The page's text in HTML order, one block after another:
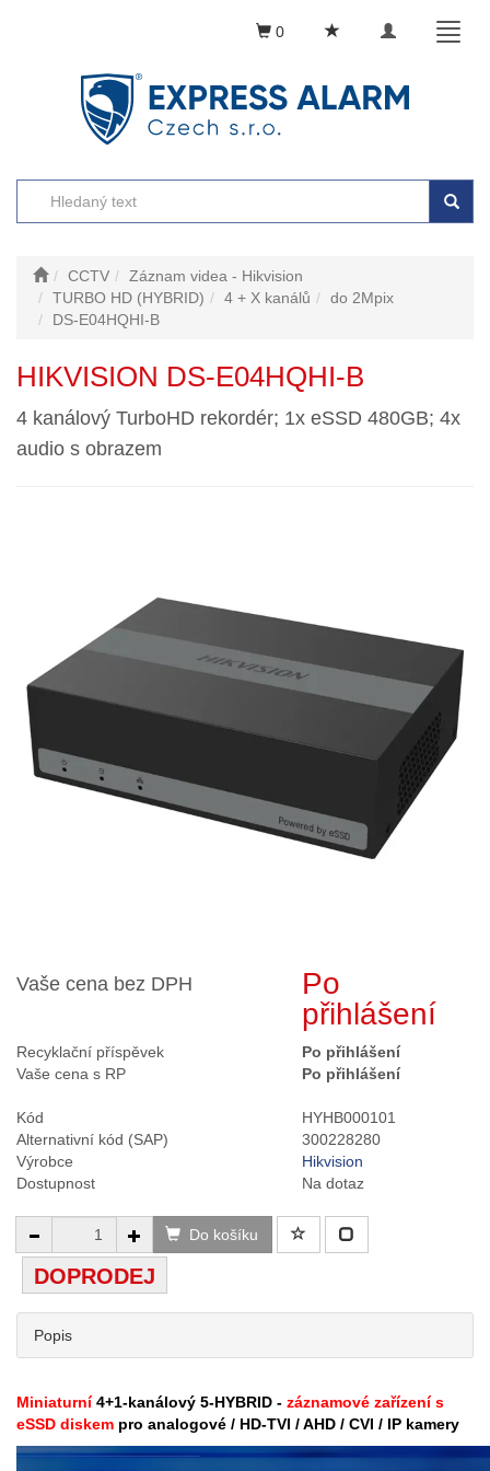
Toggle
0
CCTV
Záznam videa - Hikvision
TURBO HD (HYBRID)
4 + X kanálů
do 2Mpix
DS-E04HQHI-B
HIKVISION DS-E04HQHI-B
4 kanálový TurboHD rekordér; 1x eSSD 480GB; 4x
audio s obrazem
Vaše cena bez DPH
Po
přihlášení
Recyklační příspěvek
Po přihlášení
Vaše cena s RP
Po přihlášení
Kód
HYHB000101
Alternativní kód (SAP)
300228280
Výrobce
Hikvision
Dostupnost
Na dotaz
Do košíku
DOPRODEJ
Popis
Miniaturní4+1-kanálový 5-HYBRID - záznamové zařízení s
eSSD diskem pro analogové / HD-TVI / AHD / CVI / IP kamery